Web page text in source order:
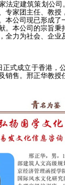
法定建筑策划公
专家团主任、教
本公司现已形成
。本公司的宗旨
全力为社会、企业
正式成立于香港，
销售。邢正华教授